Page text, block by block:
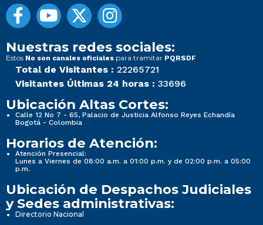
Nuestras redes sociales:
Estos No son canales oficiales para tramitar PQRSDF
Total de Visitantes : 22265721
Visitantes Últimas 24 horas : 33696
Ubicación Altas Cortes:
Calle 12 No 7 - 65, Palacio de Justicia Alfonso Reyes Echandía
Bogotá - Colombia
Horarios de Atención:
Atención Presencial:
Lunes a Viernes de 08:00 a.m. a 01:00 p.m. y de 02:00 p.m. a 05:00
p.m.
Ubicación de Despachos Judiciales
y Sedes administrativas:
Directorio Nacional